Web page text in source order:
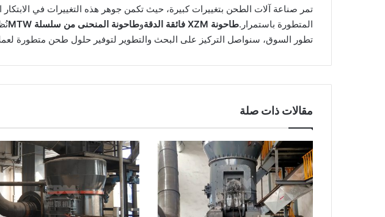
المتطورة باستمرار.طاحونة XZM فائقة الدقة وطاحونة المنحنى من سلسلة MTW
تطور السوق، سنواصل التركيز على البحث والتطوير لتوفير حلول طحن متطورة
مقالات ذات صلة